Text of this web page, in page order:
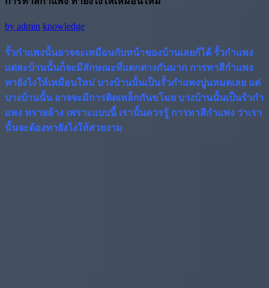
by admin knowledge
รั้วกำแพงนั้นอาจจะเหมือนกับหน้าของบ้านเลยก้ได้ รั้วกำแพง
แต่ละบ้านนั้นก็จะมีลักษณะที่แตกต่างกันมาก การทาสีกำแพง
ทายังไงให้เหมือนใหม่ บางบ้านนั้นเป็นรั้วกำแพงปูนหมดเลย แต่
บางบ้านนั้น อาจจะมีการติดเหล็กกันขโมย บางบ้านนั้นเป็นร้วกำ
แพง ทรายล้าง เพราะแบบนี้ เรานั้นควรรู้ การทาสีกำแพง ว่าเรา
นั้นจะต้องทายังไงให้สวยงาม